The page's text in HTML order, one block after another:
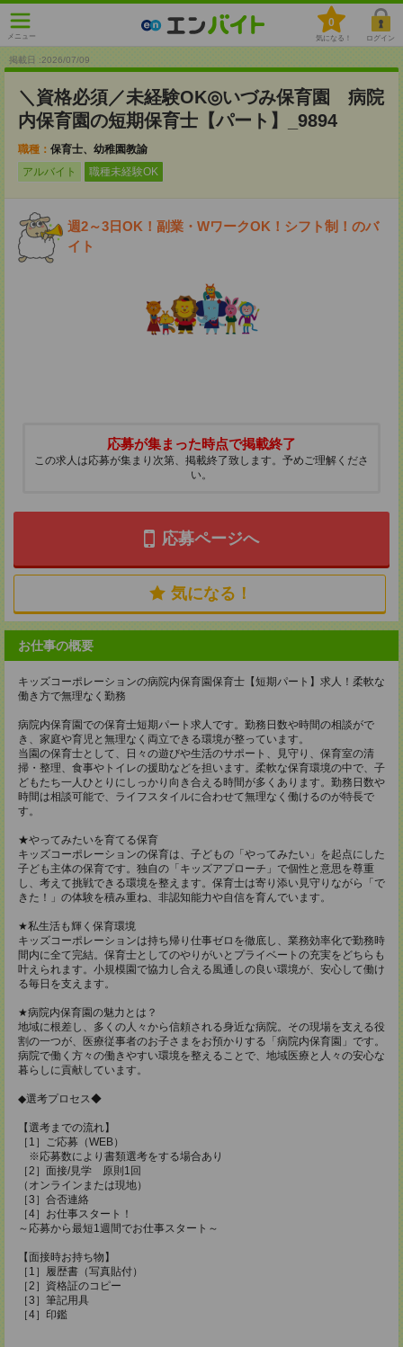
メニュー
0
気になる！ ログイン
掲載日 :2026/07/09
＼資格必須／未経験OK◎いづみ保育園 病院
内保育園の短期保育士【パート】_9894
職種： 保育士、幼稚園教諭
アルバイト
職種未経験OK
週2～3日OK！副業・WワークOK！シフト制！のバ
イト
応募が集まった時点で掲載終了
この求人は応募が集まり次第、掲載終了致します。予めご理解くださ
い。
応募ページへ
気になる！
お仕事の概要
キッズコーポレーションの病院内保育園保育士【短期パート】求人！柔軟な
働き方で無理なく勤務
病院内保育園での保育士短期パート求人です。勤務日数や時間の相談がで
き、家庭や育児と無理なく両立できる環境が整っています。
当園の保育士として、日々の遊びや生活のサポート、見守り、保育室の清
掃・整理、食事やトイレの援助などを担います。柔軟な保育環境の中で、子
どもたち一人ひとりにしっかり向き合える時間が多くあります。勤務日数や
時間は相談可能で、ライフスタイルに合わせて無理なく働けるのが特長で
す。
★やってみたいを育てる保育
キッズコーポレーションの保育は、子どもの「やってみたい」を起点にした
子ども主体の保育です。独自の「キッズアプローチ」で個性と意思を尊重
し、考えて挑戦できる環境を整えます。保育士は寄り添い見守りながら「で
きた！」の体験を積み重ね、非認知能力や自信を育んでいます。
★私生活も輝く保育環境
キッズコーポレーションは持ち帰り仕事ゼロを徹底し、業務効率化で勤務時
間内に全て完結。保育士としてのやりがいとプライベートの充実をどちらも
叶えられます。小規模園で協力し合える風通しの良い環境が、安心して働け
る毎日を支えます。
★病院内保育園の魅力とは？
地域に根差し、多くの人々から信頼される身近な病院。その現場を支える役
割の一つが、医療従事者のお子さまをお預かりする「病院内保育園」です。
病院で働く方々の働きやすい環境を整えることで、地域医療と人々の安心な
暮らしに貢献しています。
◆選考プロセス◆
【選考までの流れ】
［1］ご応募（WEB）
※応募数により書類選考をする場合あり
［2］面接/見学 原則1回
（オンラインまたは現地）
［3］合否連絡
［4］お仕事スタート！
～応募から最短1週間でお仕事スタート～
【面接時お持ち物】
［1］履歴書（写真貼付）
［2］資格証のコピー
［3］筆記用具
［4］印鑑